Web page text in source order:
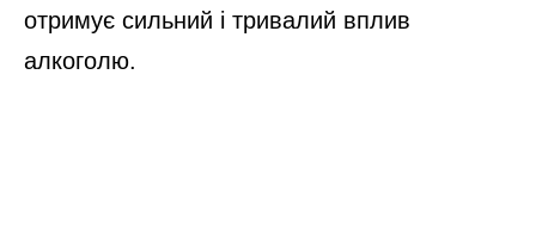
отримує сильний і тривалий вплив
алкоголю.